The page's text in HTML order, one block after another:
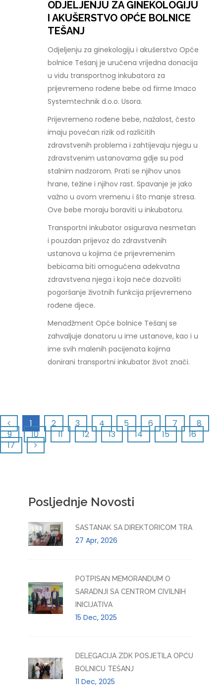
ODJELJENJU ZA GINEKOLOGIJU
I AKUŠERSTVO OPĆE BOLNICE
TEŠANJ
Odjeljenju za ginekologiju i akušerstvo Opće
bolnice Tešanj je uručena vrijedna donacija
u vidu transportnog inkubatora za
prijevremeno rođene bebe od firme Imaco
Systemtechnik d.o.o. Usora.
Prijevremeno rođene bebe, nažalost, često
imaju povećan rizik od različitih
zdravstvenih problema i zahtijevaju njegu u
zdravstvenim ustanovama gdje su pod
stalnim nadzorom. Prati se njihov unos
hrane, težine i njihov rast. Spavanje je jako
važno u ovom vremenu i što manje stresa.
Ove bebe moraju boraviti u inkubatoru.
Transportni inkubator osigurava nesmetan
i pouzdan prijevoz do zdravstvenih
ustanova u kojima će prijevremenim
bebicama biti omogućena adekvatna
zdravstvena njega i koja neće dozvoliti
pogoršanje životnih funkcija prijevremeno
rođene djece.
Menadžment Opće bolnice Tešanj se
zahvaljuje donatoru u ime ustanove, kao i u
ime svih malenih pacijenata kojima
donirani transportni inkubator život znači.
1 2 3 4 5 6 7
8
9
10 11 12 13 14 15
16
17
Posljednje Novosti
SASTANAK SA DIREKTORICOM TRA
27 Apr, 2026
POTPISAN MEMORANDUM O
SARADNJI SA CENTROM CIVILNIH
INICIJATIVA
15 Dec, 2025
DELEGACIJA ZDK POSJETILA OPĆU
BOLNICU TEŠANJ
11 Dec, 2025